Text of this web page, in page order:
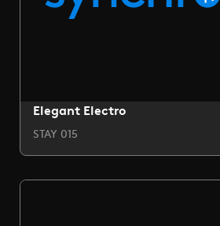
Elegant Electro
STAY 015